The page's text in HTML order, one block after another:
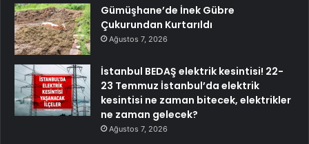
Gümüşhane’de İnek Gübre
Çukurundan Kurtarıldı
Ağustos 7, 2026
İstanbul BEDAŞ elektrik kesintisi! 22-
23 Temmuz İstanbul’da elektrik
kesintisi ne zaman bitecek, elektrikler
ne zaman gelecek?
Ağustos 7, 2026